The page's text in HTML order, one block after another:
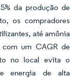
da produção de
os compradores
até amônia
um CAGR de
no local evita o
energia de alta